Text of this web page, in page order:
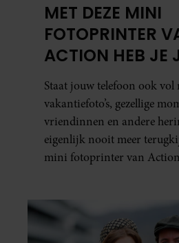
MET DEZE MINI
FOTOPRINTER
ACTION HEB JE
FAVORIETE
ÉÉN MINUUT IN
Staat jouw telefoon ook vol
vakantiefoto’s, gezellige
vriendinnen en andere
eigenlijk nooit meer
mini fotoprinter van Action
al in handen.